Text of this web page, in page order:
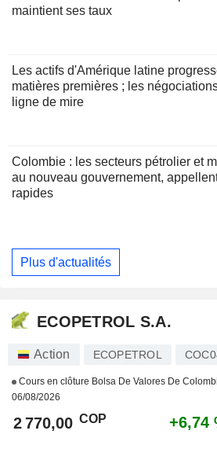
maintient ses taux
Les actifs d'Amérique latine
matières premières ; les
ligne de mire
Colombie : les secteurs pétrolier et
au nouveau gouvernement,
rapides
Plus d'actualités
ECOPETROL S.A.
Action ECOPETROL
Cours en clôture Bolsa De Valores De
06/08/2026
2 770,00 COP +6,74